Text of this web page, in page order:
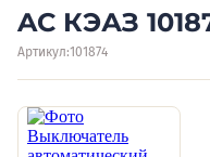
AC КЭАЗ
Артикул:101874